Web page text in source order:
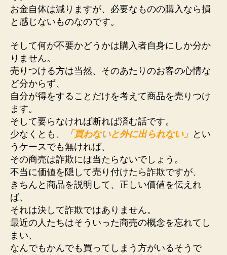
お金自体は減りますが、必要なものの購入なら損
と感じないものなのです。
そして何が不要かどうかは購入者自身にしか分か
りません。
売りつける方は当然、そのあたりのお客の心情な
ど分からず、
自分が得をすることだけを考えて商品を売りつけ
ます。
そして要らなければ断れば済む話です。
少なくとも、
「買わないと外に出られない」 とい
うケースでも無ければ、
その商売は詐欺には当たらないでしょう。
不当に価値を隠して売り付けたら詐欺ですが、
きちんと商品を説明して、正しい価値を伝えれ
ば、
それは決して詐欺ではありません。
最近の人たちはそういった商売の概念を忘れてし
まい、
なんでもかんでも買ってしまう方がいるそうで